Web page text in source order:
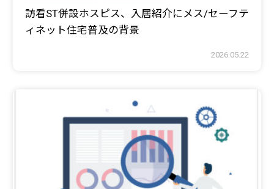
訪看ST併設ホスピス、入居紹介にメス/セーフテ
ィネット住宅普及の背景
2026.05.22